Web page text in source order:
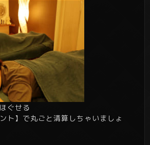
ぐせる
ト】で丸ごと清算しちゃいましょ